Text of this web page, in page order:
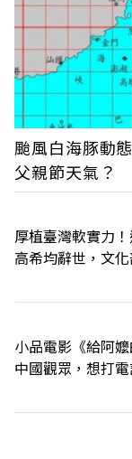
颱風白海豚動
父親節天氣？
厚植臺灣軟實力
高希均辭世，文
小品電影《給阿
中國觀眾，想打